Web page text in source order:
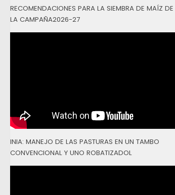
RECOMENDACIONES PARA LA SIEMBRA DE MAÍZ DE
LA CAMPAÑA2026-27
INIA: MANEJO DE LAS PASTURAS EN UN TAMBO
CONVENCIONAL Y UNO ROBATIZADOL